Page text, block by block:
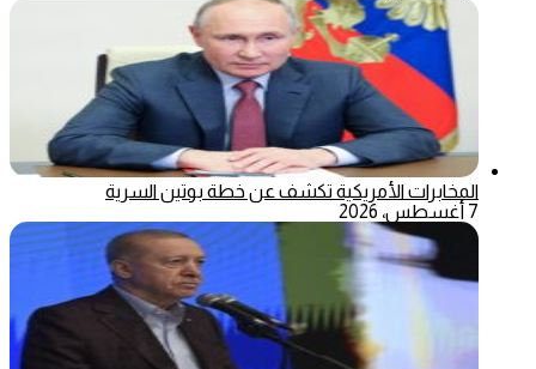
المخابرات الأمريكية تكشف عن خطة بوتين السرية
7 أغسطس، 2026